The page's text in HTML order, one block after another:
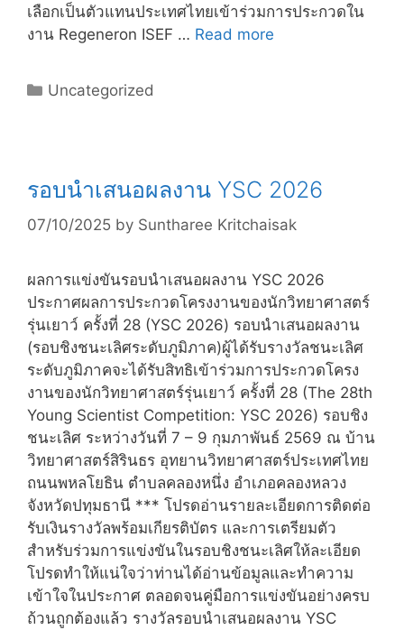
เลือกเป็นตัวแทนประเทศไทยเข้าร่วมการประกวดใน
งาน Regeneron ISEF … Read more
Uncategorized
รอบนำเสนอผลงาน YSC 2026
07/10/2025 by Suntharee Kritchaisak
ผลการแข่งขันรอบนำเสนอผลงาน YSC 2026
ประกาศผลการประกวดโครงงานของนักวิทยาศาสตร์
รุ่นเยาว์ ครั้งที่ 28 (YSC 2026) รอบนำเสนอผลงาน
(รอบชิงชนะเลิศระดับภูมิภาค)ผู้ได้รับรางวัลชนะเลิศ
ระดับภูมิภาคจะได้รับสิทธิเข้าร่วมการประกวดโครง
งานของนักวิทยาศาสตร์รุ่นเยาว์ ครั้งที่ 28 (The 28th
Young Scientist Competition: YSC 2026) รอบชิง
ชนะเลิศ ระหว่างวันที่ 7 – 9 กุมภาพันธ์ 2569 ณ บ้าน
วิทยาศาสตร์สิรินธร อุทยานวิทยาศาสตร์ประเทศไทย
ถนนพหลโยธิน ตำบลคลองหนึ่ง อำเภอคลองหลวง
จังหวัดปทุมธานี *** โปรดอ่านรายละเอียดการติดต่อ
รับเงินรางวัลพร้อมเกียรติบัตร และการเตรียมตัว
สำหรับร่วมการแข่งขันในรอบชิงชนะเลิศให้ละเอียด
โปรดทำให้แน่ใจว่าท่านได้อ่านข้อมูลและทำความ
เข้าใจในประกาศ ตลอดจนคู่มือการแข่งขันอย่างครบ
ถ้วนถูกต้องแล้ว รางวัลรอบนำเสนอผลงาน YSC